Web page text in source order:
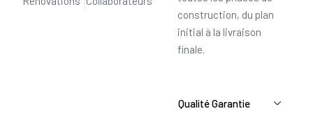
construction, du plan
initial à la livraison
finale.
Qualité Garantie